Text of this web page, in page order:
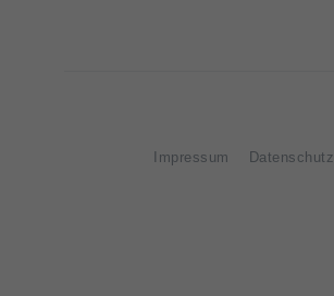
Impressum Datenschutz